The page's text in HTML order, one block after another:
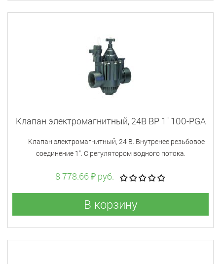
Клапан электромагнитный, 24В ВР 1" 100-PGA
Клапан электромагнитный, 24 В. Внутренее резьбовое
соединение 1". С регулятором водного потока.
8 778.66 ₽ руб.
В корзину